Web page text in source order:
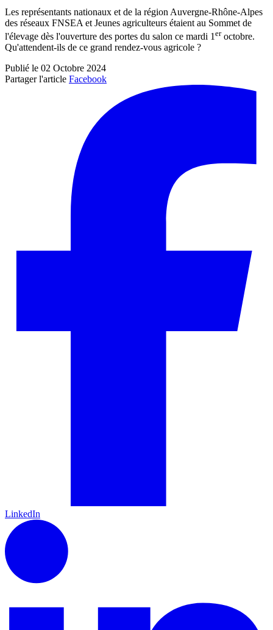
Les représentants nationaux et de la région Auvergne-Rhône-Alpes
des réseaux FNSEA et Jeunes agriculteurs étaient au Sommet de
l'élevage dès l'ouverture des portes du salon ce mardi 1 eroctobre.
Qu'attendent-ils de ce grand rendez-vous agricole ?
Publié le 02 Octobre 2024
Partager l'article Facebook
LinkedIn